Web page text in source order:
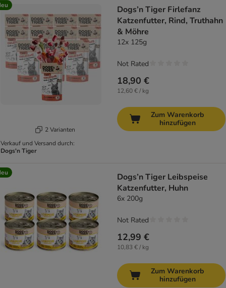
2 Varianten
Verkauf und Versand durch:
Dogs'n Tiger
Dogs’n Tiger Firlefanz
Katzenfutter, Rind, Truthahn
& Möhre
12x 125g
18,90 €
12,60 € / kg
Not Rated
Zum Warenkorb
hinzufügen
Dogs’n Tiger Leibspeise
Katzenfutter, Huhn
6x 200g
12,99 €
10,83 € / kg
Not Rated
Zum Warenkorb
hinzufügen